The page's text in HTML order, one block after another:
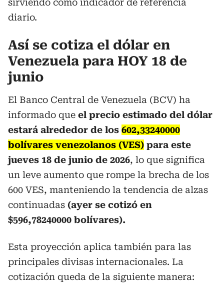
sirviendo como indicador de referencia
diario.
Así se cotiza el dólar en
Venezuela para HOY 18 de
junio
El Banco Central de Venezuela (BCV) ha
informado que el precio estimado del dólar
estará alrededor de los 602,33240000
bolívares venezolanos (VES) para este
jueves 18 de junio de 2026, lo que significa
un leve aumento que rompe la brecha de los
600 VES, manteniendo la tendencia de alzas
continuadas (ayer se cotizó en
$596,78240000 bolívares).
Esta proyección aplica también para las
principales divisas internacionales. La
cotización queda de la siguiente manera: